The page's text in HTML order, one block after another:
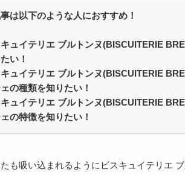
は以下のような人におすすめ！
キュイテリエ ブルトンヌ(BISCUITERIE
い！
キュイテリエ ブルトンヌ(BISCUITERIE
の種類を知りたい！
キュイテリエ ブルトンヌ(BISCUITERIE
の特徴を知りたい！
も吸い込まれるようにビスキュイテリエ